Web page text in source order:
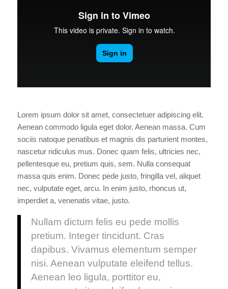
Lorem ipsum dolor sit amet, consectetuer adipiscing elit.
Aenean commodo ligula eget dolor. Aenean massa. Cum
sociis natoque penatibus et magnis dis parturient montes,
nascetur ridiculus mus. Donec quam felis, ultricies nec,
pellentesque eu, pretium quis, sem. Nulla consequat
massa quis enim. Donec pede justo, fringilla vel, aliquet
nec, vulputate eget, arcu. In enim justo, rhoncus ut,
imperdiet a, venenatis vitae, justo.
Nullam dictum felis eu pede mollis
pretium. Integer tincidunt. Cras
dapibus. Vivamus elementum semper
nisi. Aenean vulputate eleifend tellus.
Aenean leo ligula, porttitor eu,